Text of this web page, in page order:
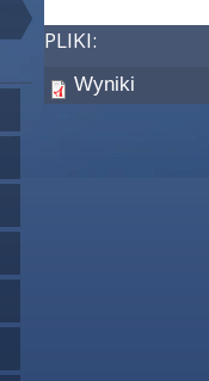
PLIKI:
Wyniki